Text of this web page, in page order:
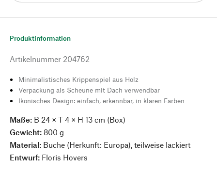
Produktinformation
Artikelnummer 204762
Minimalistisches Krippenspiel aus Holz
Verpackung als Scheune mit Dach verwendbar
Ikonisches Design: einfach, erkennbar, in klaren Farben
Maße: B 24 × T 4 × H 13 cm (Box)
Gewicht: 800 g
Material: Buche (Herkunft: Europa), teilweise lackiert
Entwurf: Floris Hovers